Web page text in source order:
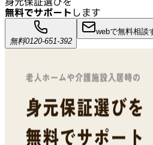
無料でサポート します
無料0120-651-392
webで無料相談